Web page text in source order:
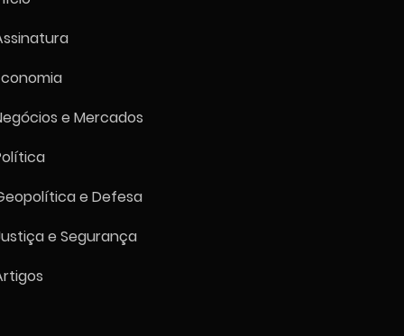
cinco
importação de
e Mercados
e Defesa
e Segurança